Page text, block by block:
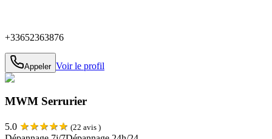
+33652363876
Appeler Voir le profil
MWM Serrurier
5.0 ★★★★★ (22 avis )